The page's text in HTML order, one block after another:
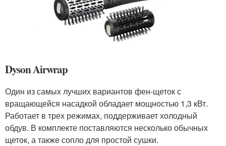
Dyson Airwrap
Один из самых лучших вариантов фен-щеток с
вращающейся насадкой обладает мощностью 1,3 кВт.
Работает в трех режимах, поддерживает холодный
обдув. В комплекте поставляются несколько обычных
щеток, а также сопло для простой сушки.